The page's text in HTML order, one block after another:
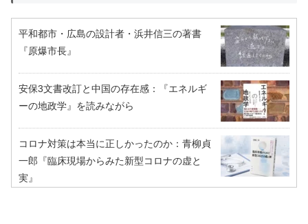
平和都市・広島の設計者・浜井信三の著書
『原爆市長』
安保3文書改訂と中国の存在感：『エネルギ
ーの地政学』を読みながら
コロナ対策は本当に正しかったのか：青柳貞
一郎『臨床現場からみた新型コロナの虚と
実』